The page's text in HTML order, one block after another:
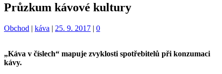
Průzkum kávové kultury
Kategorie:
Obchod | Štítky:
káva | 25. 9. 2017 | 0
„Káva v číslech“ mapuje zvyklosti spotřebitelů při konzumaci
kávy.